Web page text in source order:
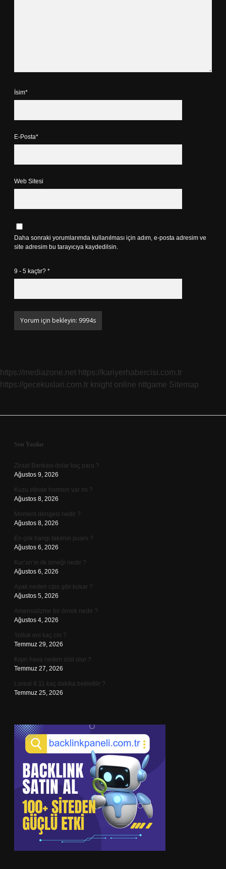
İsim*
E-Posta*
Web Sitesi
Daha sonraki yorumlarımda kullanılması için adım, e-posta adresim ve
site adresim bu tarayıcıya kaydedilsin.
9 - 5 kaçtır? *
https://mediazone.net https://kariyerhabercisi.com.tr
https://gecekuslari.com.tr knight online nttgame Sitemap
Sidebar
Son Yazılar
Ziraat Bankası dolar kaç para ?
Ağustos 9, 2026
Kuzu etinde hormon var mı ?
Ağustos 8, 2026
Moment dengesi nedir ?
Ağustos 8, 2026
En çok hangi takımın puanı ?
Ağustos 6, 2026
Kur’an’ın ilk örneği nedir ?
Ağustos 6, 2026
Ayak neden cips gibi kokar ?
Ağustos 5, 2026
Amensalizme bir örnek nedir ?
Ağustos 4, 2026
Yolluk eni kaç cm ?
Temmuz 29, 2026
Kışın hava neden sisli olur ?
Temmuz 27, 2026
Loreal 8.11 kaç dakika bekletilir ?
Temmuz 25, 2026